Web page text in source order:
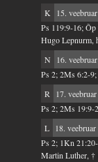
K
15. veebruar
Ps 119:9-16;
Hugo Lepnurm,
N
16. veebruar
Ps 2; 2Ms 6:2-
R
17. veebruar
Ps 2; 2Ms 19:9-
L
18. veebruar
Ps 2; 1Kn
Martin Luther, †